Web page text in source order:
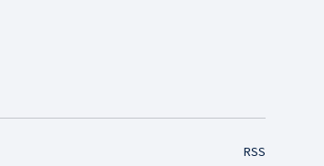
RSS